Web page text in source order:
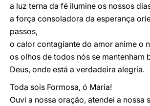
a luz terna da fé ilumine os nossos
a força consoladora da esperança
passos,
o calor contagiante do amor anime o
os olhos de todos nós se mantenham
Deus, onde está a verdadeira alegria.
Toda sois Formosa, ó Maria!
Ouvi a nossa oração, atendei a nossa